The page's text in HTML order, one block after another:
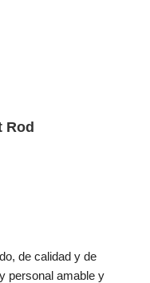
Rod
de calidad y de
personal amable y